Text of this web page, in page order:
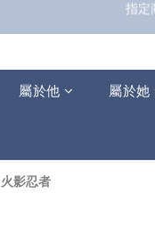
屬於他 屬於她
火影忍者